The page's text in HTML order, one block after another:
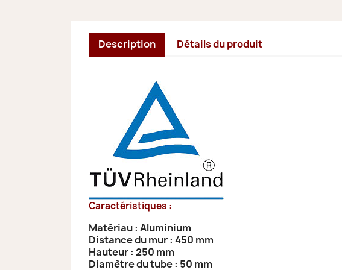
Description Détails du produit
Caractéristiques :
Matériau : Aluminium
Distance du mur : 450 mm
Hauteur : 250 mm
Diamètre du tube : 50 mm